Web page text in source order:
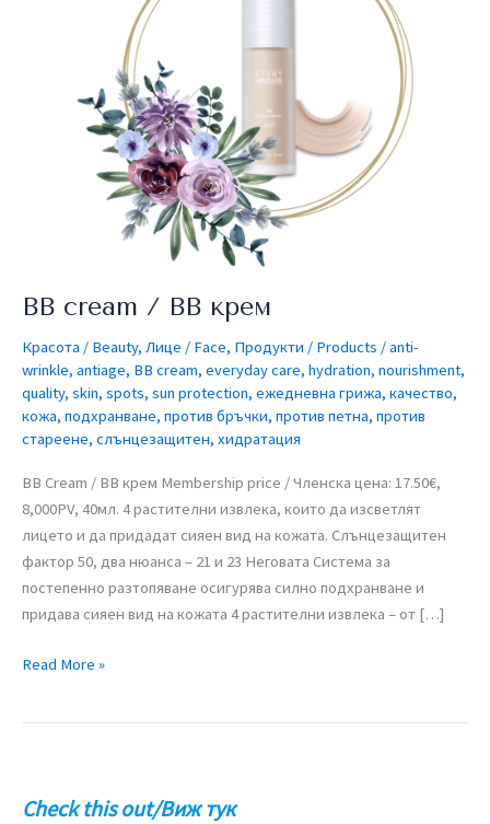
BB cream / BB крем
Красота / Beauty, Лице / Face, Продукти / Products /anti-
wrinkle, antiage, BB cream, everyday care, hydration, nourishment,
quality, skin, spots, sun protection, ежедневна грижа, качество,
кожа, подхранване, против бръчки, против петна, против
стареене, слънцезащитен, хидратация
BB Cream / BB крем​ Membership price / Членска цена: 17.50€,
8,000PV, 40мл. 4 растителни извлека, които да изсветлят
лицето и да придадат сияен вид на кожата. Слънцезащитен
фактор 50, два нюанса – 21 и 23 Неговата Система за
постепенно разтопяване осигурява силно подхранване и
придава сияен вид на кожата 4 растителни извлека – от […]
Read More »
Check this out/Виж тук